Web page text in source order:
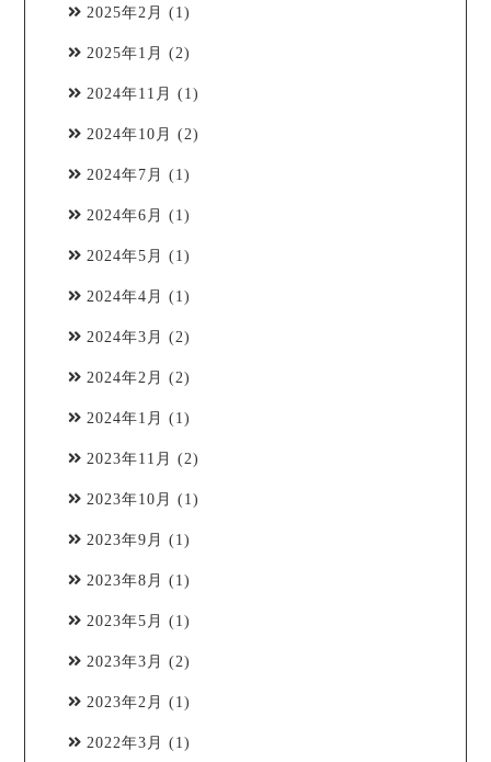
2025年2月 (1)
2025年1月 (2)
2024年11月 (1)
2024年10月 (2)
2024年7月 (1)
2024年6月 (1)
2024年5月 (1)
2024年4月 (1)
2024年3月 (2)
2024年2月 (2)
2024年1月 (1)
2023年11月 (2)
2023年10月 (1)
2023年9月 (1)
2023年8月 (1)
2023年5月 (1)
2023年3月 (2)
2023年2月 (1)
2022年3月 (1)